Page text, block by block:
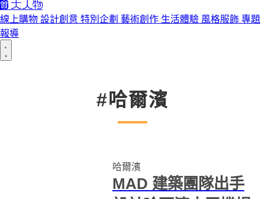
線上購物 設計創意 特別企劃 藝術創作 生活體驗 風格服飾 專題
報導
#哈爾濱
哈爾濱
MAD 建築團隊出手